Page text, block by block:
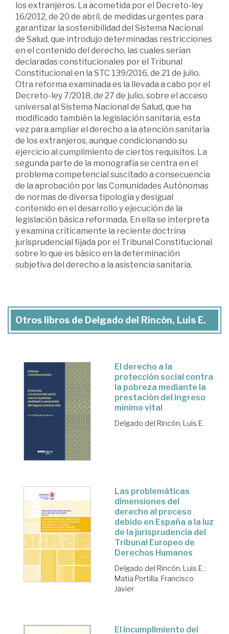
los extranjeros. La acometida por el Decreto-ley
16/2012, de 20 de abril, de medidas urgentes para
garantizar la sostenibilidad del Sistema Nacional
de Salud, que introdujo determinadas restricciones
en el contenido del derecho, las cuales serían
declaradas constitucionales por el Tribunal
Constitucional en la STC 139/2016, de 21 de julio.
Otra reforma examinada es la llevada a cabo por el
Decreto-ley 7/2018, de 27 de julio, sobre el acceso
universal al Sistema Nacional de Salud, que ha
modificado también la legislación sanitaria, esta
vez para ampliar el derecho a la atención sanitaria
de los extranjeros, aunque condicionando su
ejercicio al cumplimiento de ciertos requisitos. La
segunda parte de la monografía se centra en el
problema competencial suscitado a consecuencia
de la aprobación por las Comunidades Autónomas
de normas de diversa tipología y desigual
contenido en el desarrollo y ejecución de la
legislación básica reformada. En ella se interpreta
y examina críticamente la reciente doctrina
jurisprudencial fijada por el Tribunal Constitucional
sobre lo que es básico en la determinación
subjetiva del derecho a la asistencia sanitaria.
Otros libros de Delgado del Rincón, Luis E.
El derecho a la
protección social contra
la pobreza mediante la
prestación del ingreso
mínimo vital
Delgado del Rincón, Luis E.
Las problemáticas
dimensiones del
derecho al proceso
debido en España a la luz
de la jurisprudencia del
Tribunal Europeo de
Derechos Humanos
Delgado del Rincón, Luis E.;
Matia Portilla, Francisco
Javier
El incumplimiento del